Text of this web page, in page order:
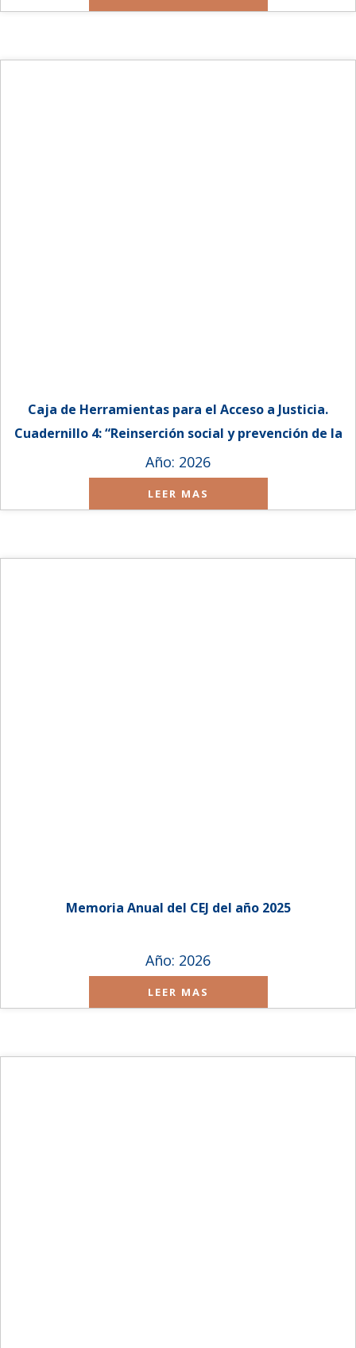
Caja de Herramientas para el Acceso a Justicia.
Cuadernillo 4: “Reinserción social y prevención de la
reincidencia en la comunidad: Hacia un modelo de
supervisión ciudadana”.
Año: 2026
LEER MAS
Memoria Anual del CEJ del año 2025
Año: 2026
LEER MAS